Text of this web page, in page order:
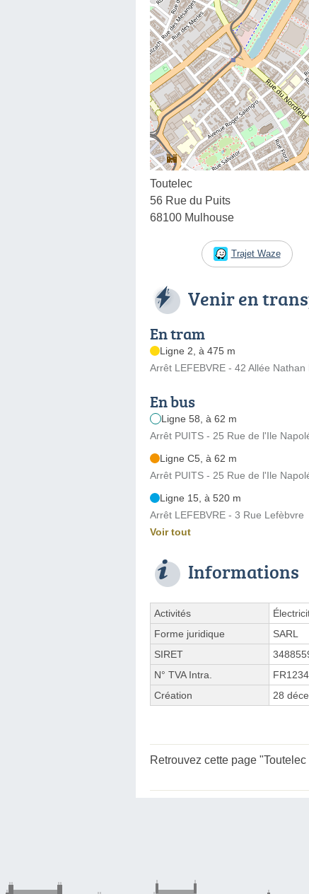
Toutelec
56 Rue du Puits
68100 Mulhouse
Trajet Waze
Venir en
En tram
Ligne 2, à 475 m
Arrêt LEFEBVRE - 42 Allée Nathan
En bus
Ligne 58, à 62 m
Arrêt PUITS - 25 Rue de l'Ile
Ligne C5, à 62 m
Arrêt PUITS - 25 Rue de l'Ile
Ligne 15, à 520 m
Arrêt LEFEBVRE - 3 Rue Lefèbvre
Voir tout
Informations
Activités
Forme juridique
SARL
SIRET
N° TVA Intra.
Création
28
Retrouvez cette page